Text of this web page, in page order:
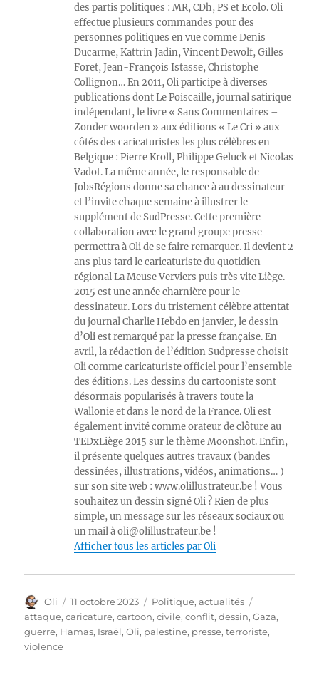
des partis politiques : MR, CDh, PS et Ecolo. Oli
effectue plusieurs commandes pour des
personnes politiques en vue comme Denis
Ducarme, Kattrin Jadin, Vincent Dewolf, Gilles
Foret, Jean-François Istasse, Christophe
Collignon… En 2011, Oli participe à diverses
publications dont Le Poiscaille, journal satirique
indépendant, le livre « Sans Commentaires –
Zonder woorden » aux éditions « Le Cri » aux
côtés des caricaturistes les plus célèbres en
Belgique : Pierre Kroll, Philippe Geluck et Nicolas
Vadot. La même année, le responsable de
JobsRégions donne sa chance à au dessinateur
et l’invite chaque semaine à illustrer le
supplément de SudPresse. Cette première
collaboration avec le grand groupe presse
permettra à Oli de se faire remarquer. Il devient 2
ans plus tard le caricaturiste du quotidien
régional La Meuse Verviers puis très vite Liège.
2015 est une année charnière pour le
dessinateur. Lors du tristement célèbre attentat
du journal Charlie Hebdo en janvier, le dessin
d’Oli est remarqué par la presse française. En
avril, la rédaction de l’édition Sudpresse choisit
Oli comme caricaturiste officiel pour l’ensemble
des éditions. Les dessins du cartooniste sont
désormais popularisés à travers toute la
Wallonie et dans le nord de la France. Oli est
également invité comme orateur de clôture au
TEDxLiège 2015 sur le thème Moonshot. Enfin,
il présente quelques autres travaux (bandes
dessinées, illustrations, vidéos, animations… )
sur son site web : www.olillustrateur.be ! Vous
souhaitez un dessin signé Oli ? Rien de plus
simple, un message sur les réseaux sociaux ou
un mail à oli@olillustrateur.be !
Afficher tous les articles par Oli
Auteur
Oli
Publié
le
11 octobre 2023 Catégories
Politique, actualités
attaque,caricature,cartoon,civile,conflit,dessin,Gaza,
guerre, Hamas, Israël,Oli, palestine, presse,terroriste,
violence